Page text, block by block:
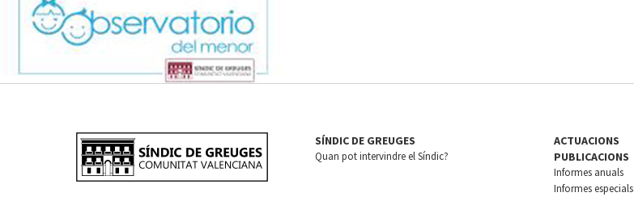
SÍNDIC DE GREUGES
Quan pot intervindre el Síndic?
ACTUACIONS
PUBLICACIONS
Informes anuals
Informes especials